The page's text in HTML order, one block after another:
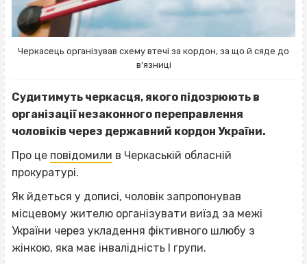
Черкасець організував схему втечі за кордон, за що й сяде до
в’язниці
Судитимуть черкасця, якого підозрюють в
організації незаконного переправлення
чоловіків через державний кордон України.
Про це повідомили в Черкаській обласній
прокуратурі.
Як йдеться у дописі, чоловік запропонував
місцевому жителю організувати виїзд за межі
України через укладення фіктивного шлюбу з
жінкою, яка має інвалідність І групи.